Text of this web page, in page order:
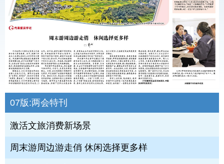
07版:两会特刊
激活文旅消费新场景
周末游周边游走俏 休闲选择更多样